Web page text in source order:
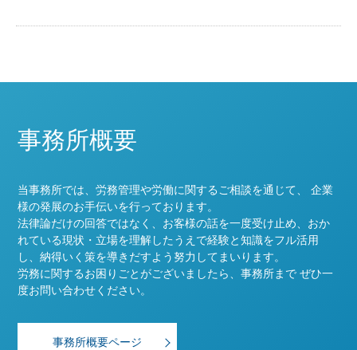
事務所概要
当事務所では、労務管理や労働に関するご相談を通じて、 企業
様の発展のお手伝いを行っております。
法律論だけの回答ではなく、お客様の話を一度受け止め、おか
れている現状・立場を理解したうえで経験と知識をフル活用
し、納得いく策を導きだすよう努力してまいります。
労務に関するお困りごとがございましたら、事務所まで ぜひ一
度お問い合わせください。
事務所概要ページ